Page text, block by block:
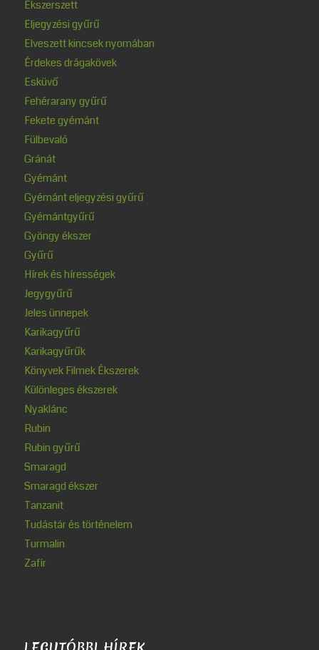
Ékszerszett
Eljegyzési gyűrű
Elveszett kincsek nyomában
Érdekes drágakövek
Esküvő
Fehérarany gyűrű
Fekete gyémánt
Fülbevaló
Gránát
Gyémánt
Gyémánt eljegyzési gyűrű
Gyémántgyűrű
Gyöngy ékszer
Gyűrű
Hírek és hírességek
Jegygyűrű
Jeles ünnepek
Karikagyűrű
Karikagyűrűk
Könyvek Filmek Ékszerek
Különleges ékszerek
Nyaklánc
Rubin
Rubin gyűrű
Smaragd
Smaragd ékszer
Tanzanit
Tudástár és történelem
Turmalin
Zafír